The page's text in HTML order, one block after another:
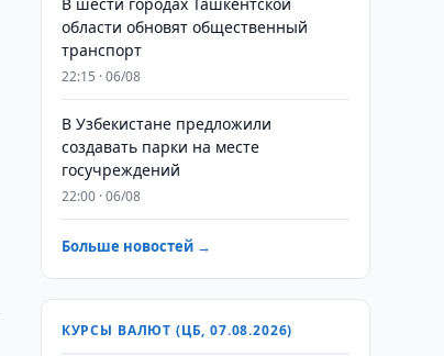
области обновят общественный
транспорт
22:15 · 06/08
В Узбекистане предложили
создавать парки на месте
госучреждений
22:00 · 06/08
Больше новостей →
КУРСЫ ВАЛЮТ (ЦБ, 07.08.2026)